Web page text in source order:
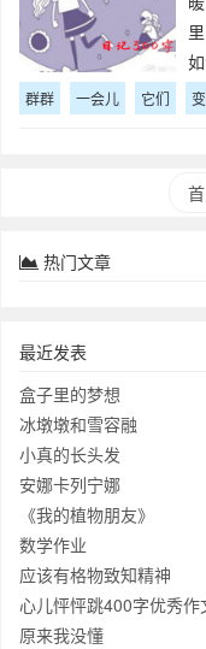
大
群群 一会儿 它们
热门文章
最近发表
盒子里的梦想
冰墩墩和雪容融
小真的长头发
安娜卡列宁娜
《我的植物朋友》
数学作业
应该有格物致知精神
心儿怦怦跳400字优秀作
原来我没懂